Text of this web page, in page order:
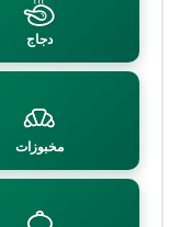
دجاج
مخبوزات